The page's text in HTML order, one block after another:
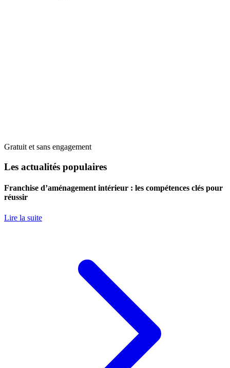
Gratuit et sans engagement
Les actualités populaires
Franchise d’aménagement intérieur : les compétences clés pour
réussir
Lire la suite